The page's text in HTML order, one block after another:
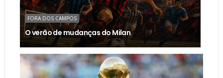
FORA DOS CAMPOS
O verão de mudanças do Milan